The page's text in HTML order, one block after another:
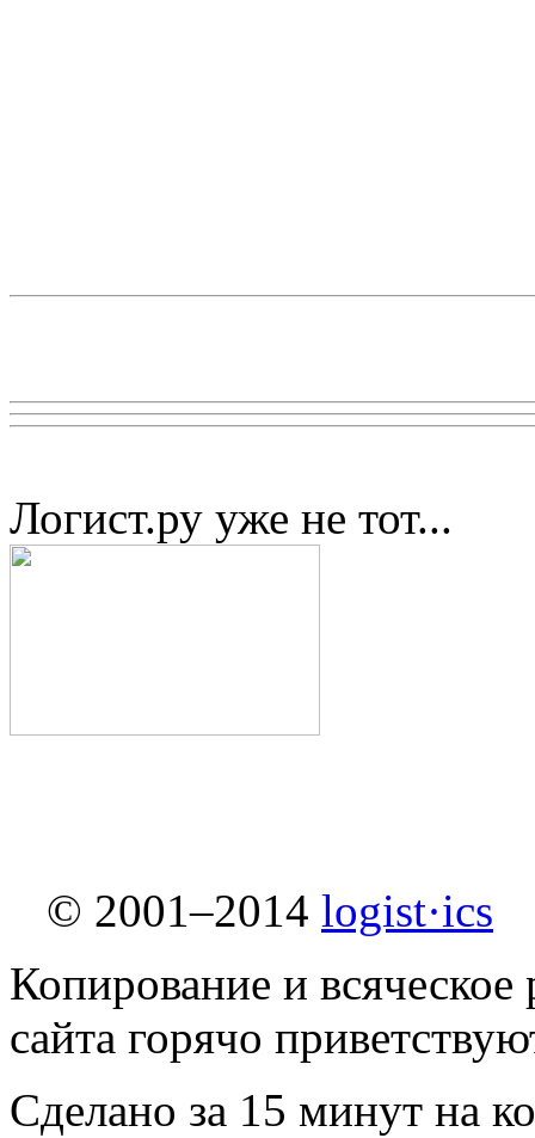
Логист.ру уже не тот...
© 2001–2014 logist·ics
Копирование и всяческое
сайта горячо
Сделано за 15 минут на